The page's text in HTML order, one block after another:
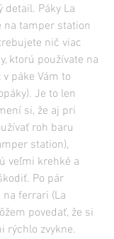
detail. Páky La
na tamper station
nič viac
ktorú používate na
páke Vám to
Je to len
si, že aj pri
roh baru
station),
veľmi krehké a
Po pár
ferrari (La
povedať, že si
rýchlo zvykne.